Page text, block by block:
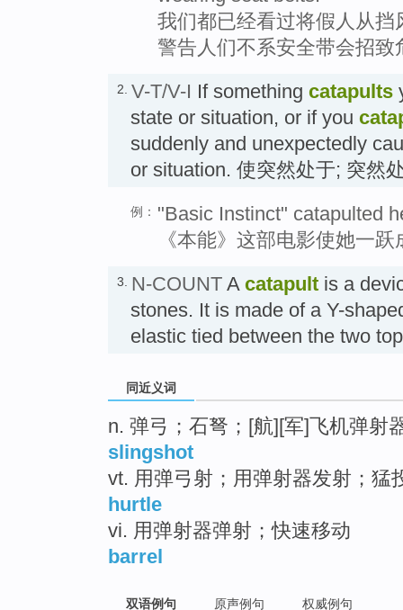
我们都已经看过将假人从
警告人们不系安全带会招致
2. V-T/V-I If something catapults
state or situation, or if you
suddenly and unexpectedly
or situation. 使突然处于; 突然
例： "Basic Instinct" catapulted
《本能》这部电影使她一
3. N-COUNT A catapult is a
stones. It is made of a Y-
elastic tied between the two
同近义词
n. 弹弓；石弩；[航][军]飞机弹射
slingshot
vt. 用弹弓射；用弹射器发射；猛
hurtle
vi. 用弹射器弹射；快速移动
barrel
双语例句 原声例句 权威例句